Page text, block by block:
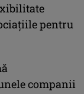
pentru
companii